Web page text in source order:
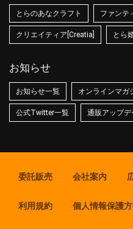
とらのあなクラフト ファンテ
クリエイティア[Creatia] とら
お知らせ
お知らせ一覧 オンラインマガ
公式Twitter一覧 通販アップデ
委託販売 会社案内
利用規約 個人情報保護